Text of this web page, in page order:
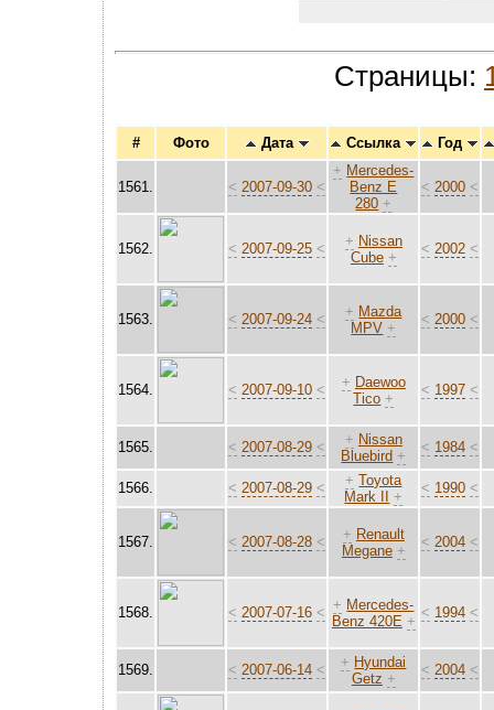
Страницы:
# Фото Дата Ссылка Год
1561. < 2007-09-30 <
+ Mercedes-
Benz E
280 +
< 2000 <
1562. < 2007-09-25 < + Nissan
Cube +
< 2002 <
1563. < 2007-09-24 < + Mazda
MPV +
< 2000 <
1564. < 2007-09-10 < + Daewoo
Tico +
< 1997 <
1565. < 2007-08-29 < + Nissan
Bluebird +
< 1984 <
1566. < 2007-08-29 < + Toyota
Mark II
+
< 1990 <
1567. < 2007-08-28 < + Renault
Megane +
< 2004 <
1568. < 2007-07-16 < + Mercedes-
Benz 420E +
< 1994 <
1569. < 2007-06-14 < + Hyundai
Getz +
< 2004 <